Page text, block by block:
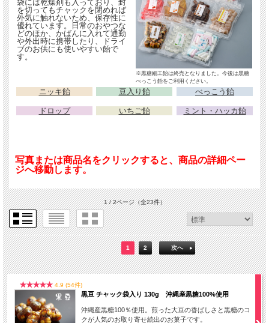
袋には乾燥剤も入っており、封
を切ってもチャックを閉めれば
外気に触れないため、保存性に
優れています。日常のおやつな
どのほか、かばんに入れて通勤
や外出時に携帯したり、ドライ
ブのお供にも使いやすい飴で
す。
※黒糖細工飴は終売となりました。今後は黒糖
べっこう飴をご利用ください。
ニッキ飴 豆入り飴 べっこう飴
ドロップ いちご飴 ミント・ハッカ飴
写真または商品名をクリックすると、商品の詳細ペー
ジへ移動します。
1 / 2ページ（全23件）
1 2 次へ
4.9 (54件)
黒豆 チャック袋入り 130g 沖縄産黒糖100%使用
沖縄産黒糖100％使用。煎った大豆の香ばしさと黒糖のコ
クが人気のお取り寄せ続出のお菓子です。